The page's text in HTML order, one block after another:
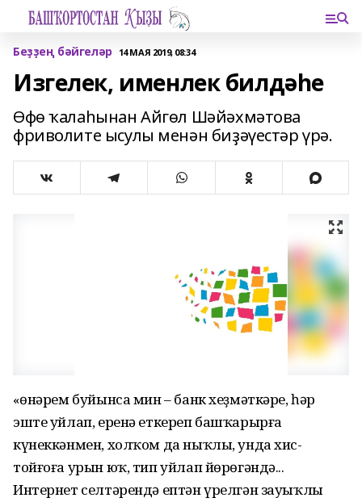
Беҙҙең бәйгеләр 14 МАЯ 2019, 08:34
Изгелек, именлек билдәһе
Өфө ҡалаһынан Айгөл Шәйәхмәтова
фриволите ысулы менән биҙәүестәр үрә.
«Һөнәрем буйынса мин – банк хеҙмәткәре, һәр
эште уйлап, еренә еткереп башҡарырға
күнеккәнмен, холҡом да ныҡлы, унда хис-
тойғоға урын юҡ, тип уйлап йөрөгәндә...
Интернет селтәрендә ептән үрелгән зауыҡлы